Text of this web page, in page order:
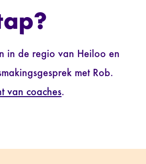
in de regio van Heiloo en
met Rob.
van coaches.